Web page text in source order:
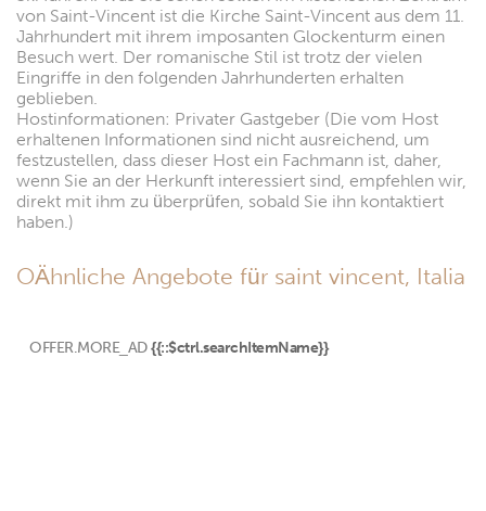
von Saint-Vincent ist die Kirche Saint-Vincent aus dem 11.
Jahrhundert mit ihrem imposanten Glockenturm einen
Besuch wert. Der romanische Stil ist trotz der vielen
Eingriffe in den folgenden Jahrhunderten erhalten
geblieben.
Hostinformationen: Privater Gastgeber (Die vom Host
erhaltenen Informationen sind nicht ausreichend, um
festzustellen, dass dieser Host ein Fachmann ist, daher,
wenn Sie an der Herkunft interessiert sind, empfehlen wir,
direkt mit ihm zu überprüfen, sobald Sie ihn kontaktiert
haben.)
OÄhnliche Angebote für saint vincent, Italia
OFFER.MORE_AD {{::$ctrl.searchItemName}}